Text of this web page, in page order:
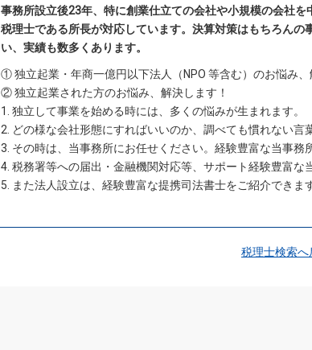
事務所設立後23年、特に創業仕立ての会社や小規模の会社
税理士である所長が対応しています。決算対策はもちろん
い、実績も数多くあります。
① 独立起業・年商一億円以下法人（NPO 等含む）のお悩み、
② 独立起業された方のお悩み、解決します！
1. 独立して事業を始める時には、多くの悩みが生まれます。
2. どの様な会社形態にすればいいのか、調べても慣れない言
3. その時は、当事務所にお任せください。経験豊富な当事務
4. 税務署等への届出・金融機関対応等、サポート経験豊富な
5. また法人設立は、経験豊富な提携司法書士をご紹介できます
税理士検索へ